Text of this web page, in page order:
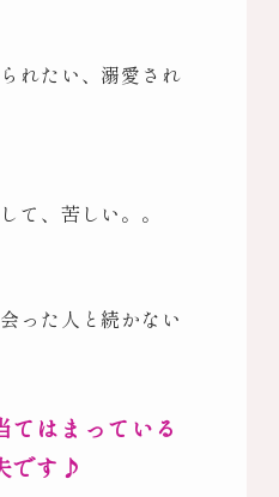
れたい、溺愛され
、苦しい。。
った人と続かない
てはまっている
です♪